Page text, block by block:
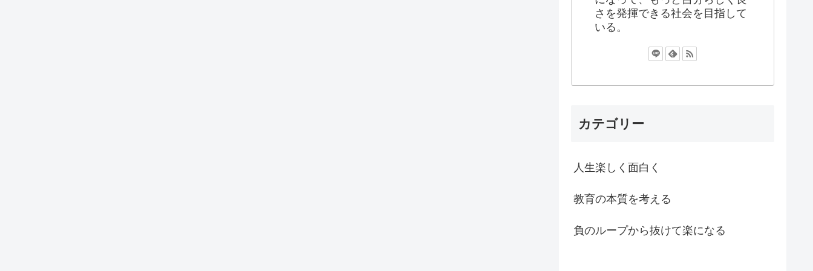
さを発揮できる社会を目指して
いる。
カテゴリー
人生楽しく面白く
教育の本質を考える
負のループから抜けて楽になる